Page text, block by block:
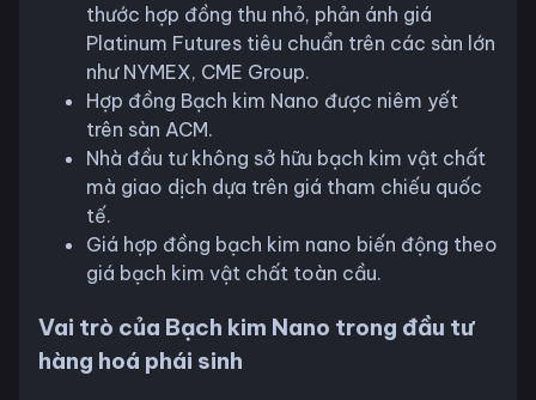
thước hợp đồng thu nhỏ, phản ánh giá
Platinum Futures tiêu chuẩn trên các sàn lớn
như NYMEX, CME Group.
Hợp đồng Bạch kim Nano được niêm yết
trên sàn ACM.
Nhà đầu tư không sở hữu bạch kim vật chất
mà giao dịch dựa trên giá tham chiếu quốc
tế.
Giá hợp đồng bạch kim nano biến động theo
giá bạch kim vật chất toàn cầu.
Vai trò của Bạch kim Nano trong đầu tư
hàng hoá phái sinh